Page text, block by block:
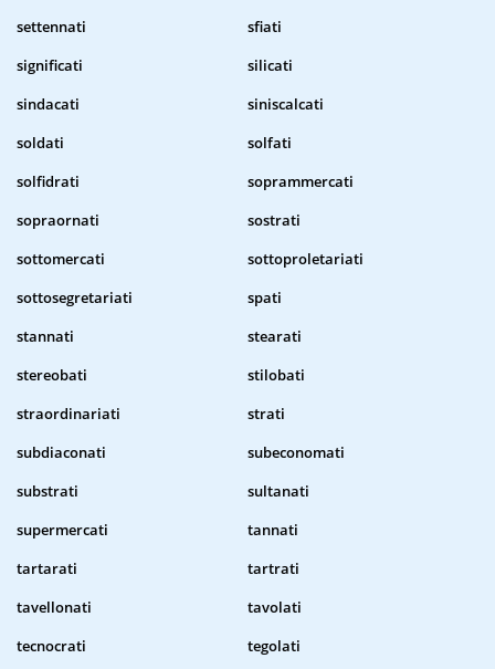
settennati
sfiati
significati
silicati
sindacati
siniscalcati
soldati
solfati
solfidrati
soprammercati
sopraornati
sostrati
sottomercati
sottoproletariati
sottosegretariati
spati
stannati
stearati
stereobati
stilobati
straordinariati
strati
subdiaconati
subeconomati
substrati
sultanati
supermercati
tannati
tartarati
tartrati
tavellonati
tavolati
tecnocrati
tegolati